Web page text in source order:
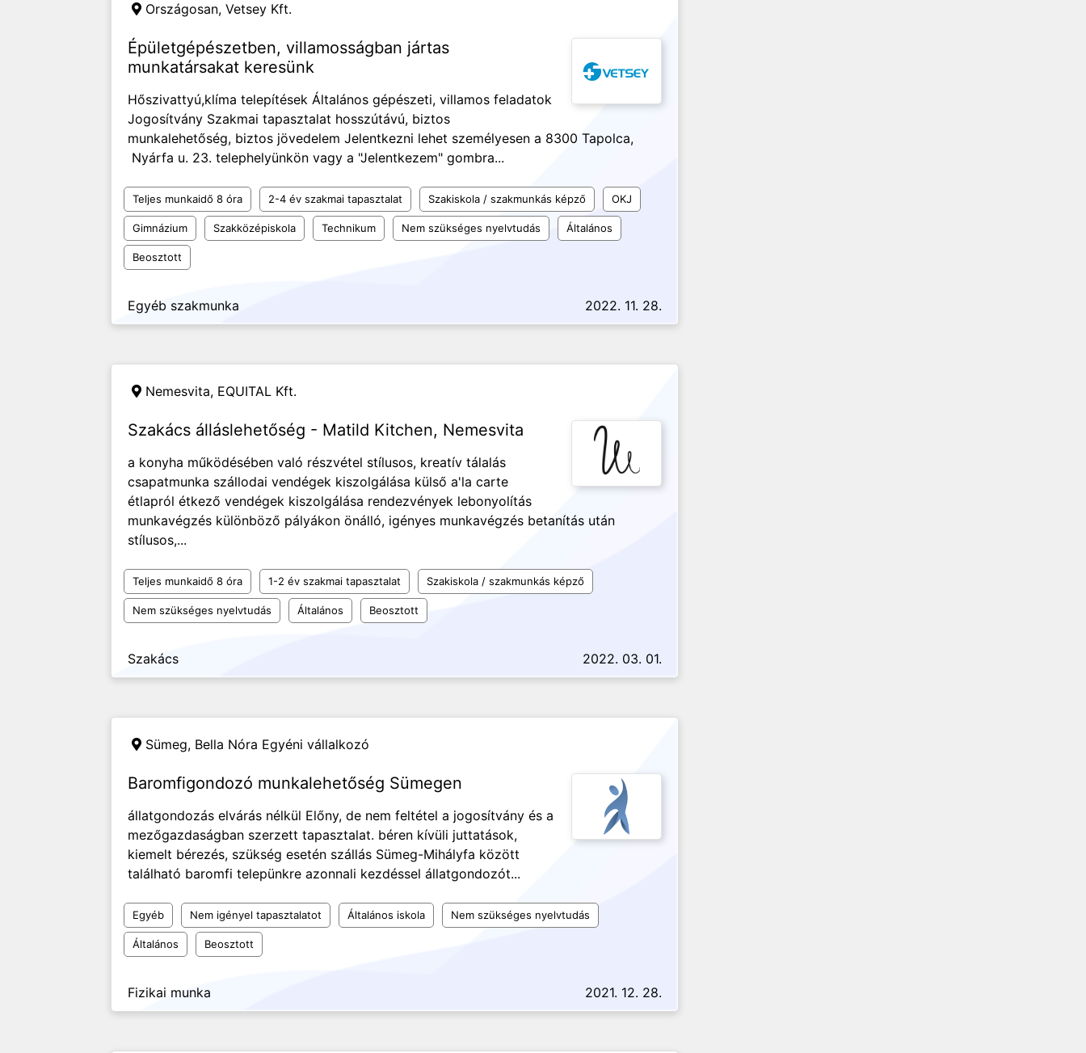
Országosan, Vetsey Kft.
Épületgépészetben, villamosságban jártas
munkatársakat keresünk
Hőszivattyú,klíma telepítések Általános gépészeti, villamos feladatok
Jogosítvány Szakmai tapasztalat hosszútávú, biztos
munkalehetőség, biztos jövedelem Jelentkezni lehet személyesen a 8300 Tapolca,
Nyárfa u. 23. telephelyünkön vagy a "Jelentkezem" gombra...
Teljes munkaidő 8 óra 2-4 év szakmai tapasztalat Szakiskola / szakmunkás képző OKJ
Gimnázium Szakközépiskola Technikum Nem szükséges nyelvtudás Általános
Beosztott
Egyéb szakmunka 2022. 11. 28.
Nemesvita, EQUITAL Kft.
Szakács álláslehetőség - Matild Kitchen, Nemesvita
a konyha működésében való részvétel stílusos, kreatív tálalás
csapatmunka szállodai vendégek kiszolgálása külső a'la carte
étlapról étkező vendégek kiszolgálása rendezvények lebonyolítás
munkavégzés különböző pályákon önálló, igényes munkavégzés betanítás után
stílusos,...
Teljes munkaidő 8 óra 1-2 év szakmai tapasztalat Szakiskola / szakmunkás képző
Nem szükséges nyelvtudás Általános Beosztott
Szakács 2022. 03. 01.
Sümeg, Bella Nóra Egyéni vállalkozó
Baromfigondozó munkalehetőség Sümegen
állatgondozás elvárás nélkül Előny, de nem feltétel a jogosítvány és a
mezőgazdaságban szerzett tapasztalat. béren kívüli juttatások,
kiemelt bérezés, szükség esetén szállás Sümeg-Mihályfa között
található baromfi telepünkre azonnali kezdéssel állatgondozót...
Egyéb Nem igényel tapasztalatot Általános iskola Nem szükséges nyelvtudás
Általános Beosztott
Fizikai munka 2021. 12. 28.